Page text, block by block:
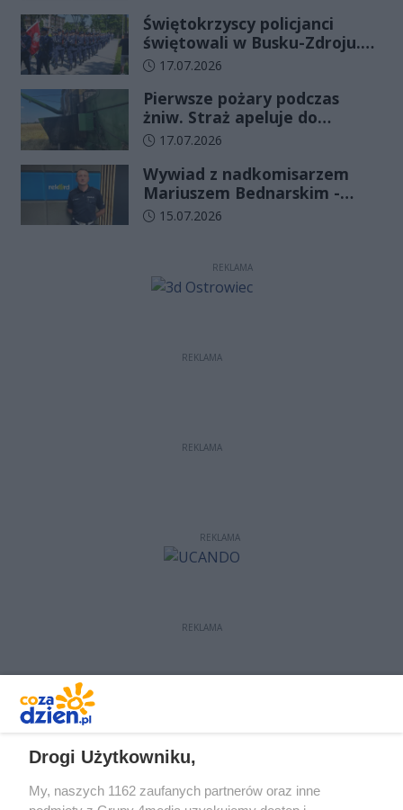
Świętokrzyscy policjanci
świętowali w Busku-Zdroju.
Czterdziestu nowych
ślubowanie
Data dodania artykułu:
17.07.2026
Pierwsze pożary podczas
żniw. Straż apeluje do
rolników o ostrożność
Data dodania artykułu:
17.07.2026
Wywiad z nadkomisarzem
Mariuszem Bednarskim -
Wydział Ruchu Drogowego
Data dodania artykułu:
15.07.2026
REKLAMA
REKLAMA
REKLAMA
REKLAMA
REKLAMA
Drogi Użytkowniku,
My, naszych 1162 zaufanych partnerów oraz inne